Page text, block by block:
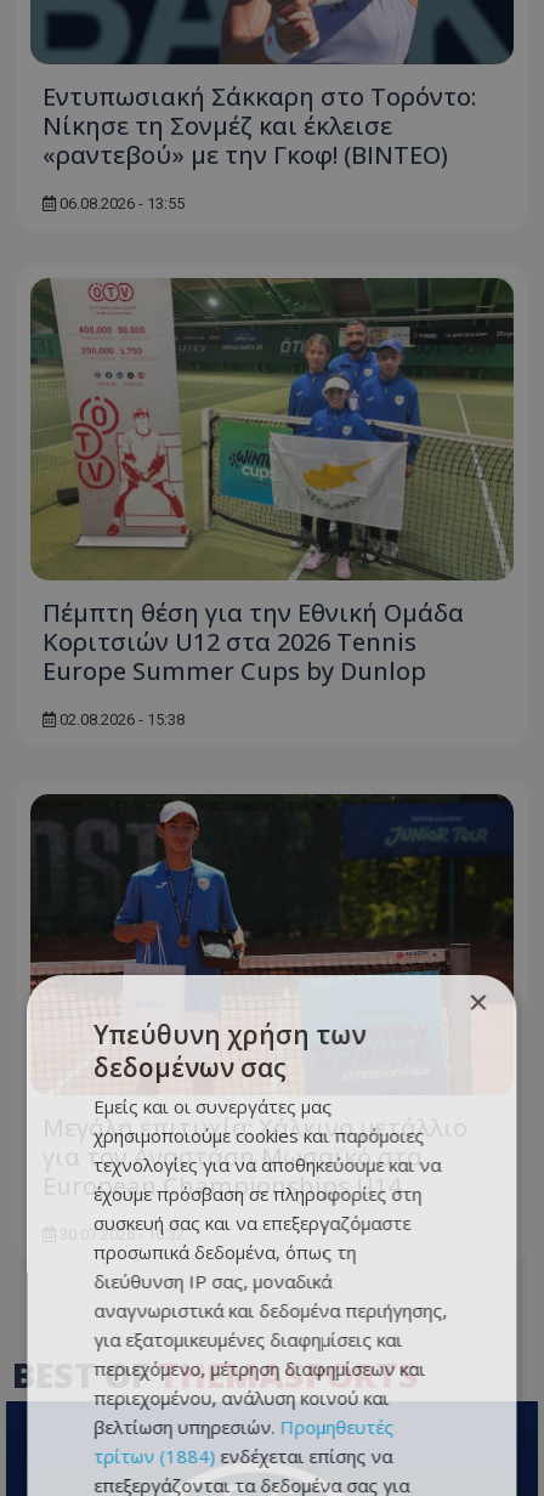
Εντυπωσιακή Σάκκαρη στο Τορόντο:
Νίκησε τη Σονμέζ και έκλεισε
«ραντεβού» με την Γκοφ! (ΒΙΝΤΕΟ)
06.08.2026 - 13:55
Πέμπτη θέση για την Εθνική Ομάδα
Κοριτσιών U12 στα 2026 Tennis
Europe Summer Cups by Dunlop
02.08.2026 - 15:38
Μεγάλη επιτυχία: Χάλκινο μετάλλιο
για τον Αναστάση Μωσαϊκό στα
European Championships U14
30.07.2026 - 10:32
BEST OFTHEMASPORTS
×
Υπεύθυνη χρήση των
δεδομένων σας
Εμείς και οι συνεργάτες μας
χρησιμοποιούμε cookies και παρόμοιες
τεχνολογίες για να αποθηκεύουμε και να
έχουμε πρόσβαση σε πληροφορίες στη
συσκευή σας και να επεξεργαζόμαστε
προσωπικά δεδομένα, όπως τη
διεύθυνση IP σας, μοναδικά
αναγνωριστικά και δεδομένα περιήγησης,
για εξατομικευμένες διαφημίσεις και
περιεχόμενο, μέτρηση διαφημίσεων και
περιεχομένου, ανάλυση κοινού και
βελτίωση υπηρεσιών. Προμηθευτές
τρίτων (1884) ενδέχεται επίσης να
επεξεργάζονται τα δεδομένα σας για